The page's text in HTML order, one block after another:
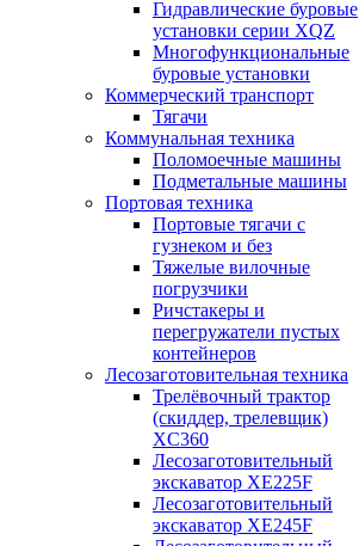
Гидравлические буровые
установки серии XQZ
Многофункциональные
буровые установки
Коммерческий транспорт
Тягачи
Коммунальная техника
Поломоечные машины
Подметальные машины
Портовая техника
Портовые тягачи с
гузнеком и без
Тяжелые вилочные
погрузчики
Ричстакеры и
перегружатели пустых
контейнеров
Лесозаготовительная техника
Трелёвочный трактор
(скиддер, трелевщик)
XC360
Лесозаготовительный
экскаватор XE225F
Лесозаготовительный
экскаватор XE245F